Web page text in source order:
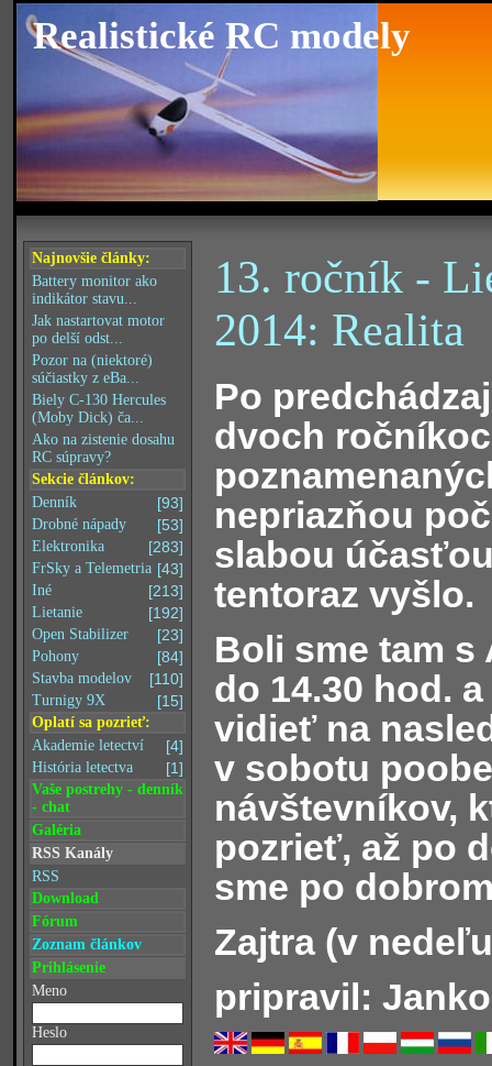
Realistické RC modely
Najnovšie články:
Battery monitor ako
indikátor stavu...
Jak nastartovat motor
po delší odst...
Pozor na (niektoré)
súčiastky z eBa...
Biely C-130 Hercules
(Moby Dick) ča...
Ako na zistenie dosahu
RC súpravy?
Sekcie článkov:
[93]
Denník
[53]
Drobné nápady
[283]
Elektronika
[43]
FrSky a Telemetria
[213]
Iné
[192]
Lietanie
[23]
Open Stabilizer
[84]
Pohony
[110]
Stavba modelov
[15]
Turnigy 9X
Oplatí sa pozrieť:
[4]
Akademie letectví
[1]
História letectva
Vaše postrehy - denník
- chat
Galéria
RSS Kanály
RSS
Download
Fórum
Zoznam článkov
Prihlásenie
Meno
Heslo
13. ročník -
2014: Realita
Po
dvoch
nepriazňou
slabou
tentoraz vyšlo.
Boli sme tam s
do 14.30 hod.
vidieť na
v sobotu
návštevníkov,
pozrieť, až po
sme po
Zajtra (v
pripravil: